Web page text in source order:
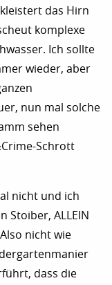
das Hirn
komplexe
Ich sollte
wieder, aber
nun mal solche
sehen
Schrott
nicht und ich
Stoiber, ALLEIN
nicht wie
dass die